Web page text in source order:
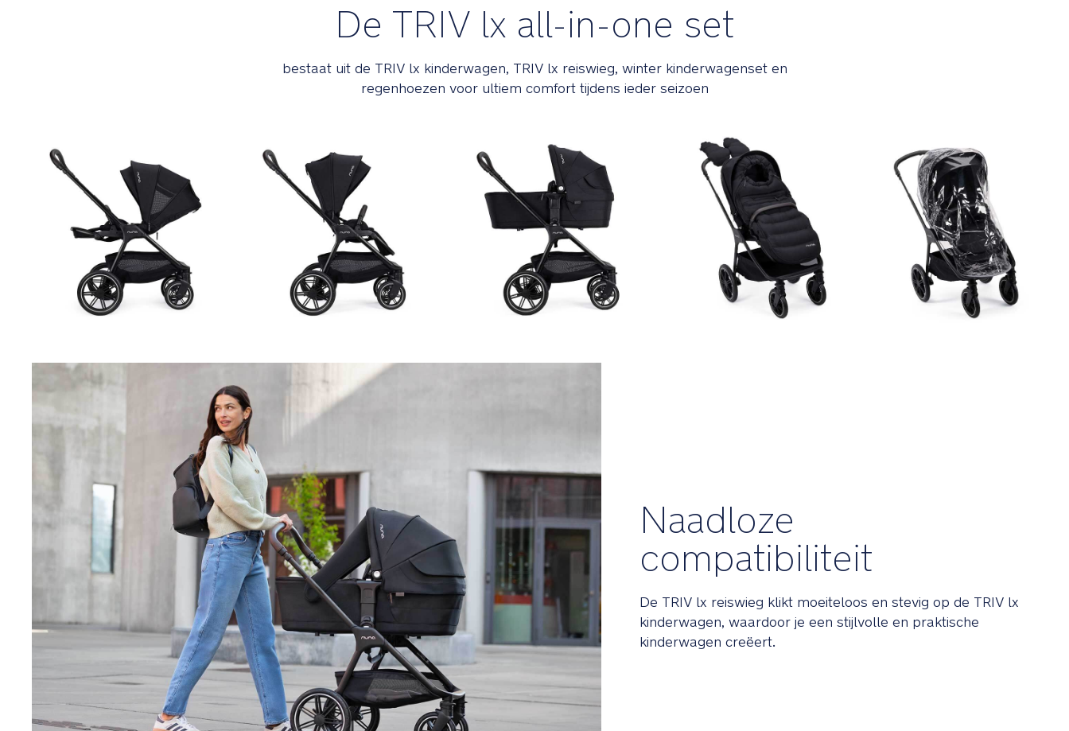
De TRIV lx all-in-one set
bestaat uit de TRIV lx kinderwagen, TRIV lx reiswieg, winter kinderwagenset en
regenhoezen voor ultiem comfort tijdens ieder seizoen
Naadloze
compatibiliteit
De TRIV lx reiswieg klikt moeiteloos en stevig op de TRIV lx
kinderwagen, waardoor je een stijlvolle en praktische
kinderwagen creëert.